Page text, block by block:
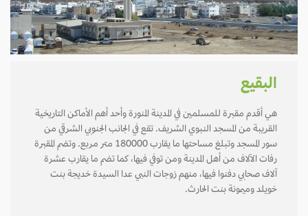
البقيع
هي أقدم مقبرة للمسلمين في المدينة المنورة وأحد أهم الأماكن التاريخية
القريبة من المسجد النبوي الشريف. تقع في الجانب الجنوبي الشرقي من
سور المسجد وتبلغ مساحتها ما يقارب 180000 متر مربع. وتضم المقبرة
رفات الآلاف من أهل المدينة ومن توفي فيها، كما تضم ما يقارب عشرة
آلاف صحابي دفنوا فيها، منهم زوجات النبي عدا السيدة خديجة بنت
خويلد وميمونة بنت الحارث.